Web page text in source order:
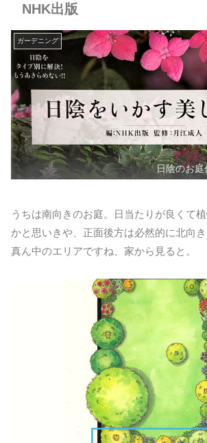
NHK出版
ガーデニング
日陰のお
うちは南向きのお庭。日当たりが良くて
かと思いきや、正面後方は必然的に北向
真ん中のエリアですね、家から見ると。